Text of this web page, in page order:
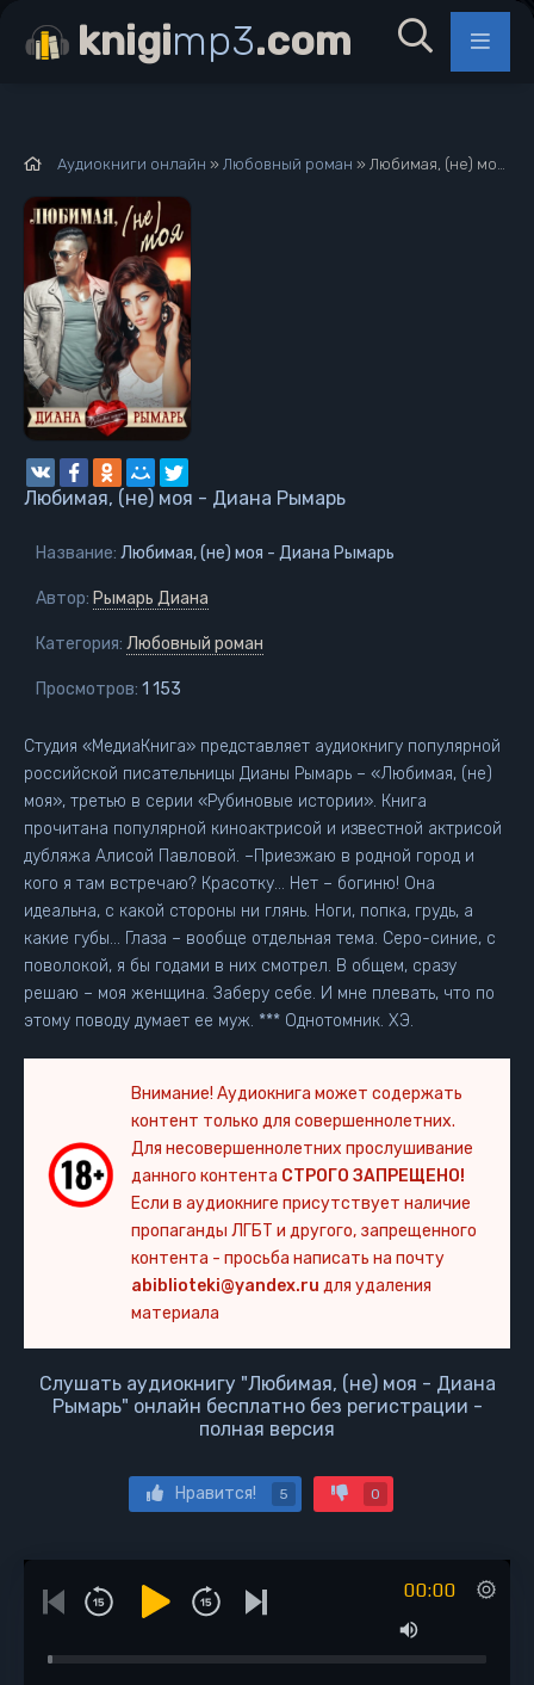
Аудиокниги онлайн » Любовный роман » Любимая, (не) моя - Диана Рымарь
Любимая, (не) моя - Диана Рымарь
Название: Любимая, (не) моя - Диана Рымарь
Автор: Рымарь Диана
Категория: Любовный роман
Просмотров: 1 153
Студия «МедиаКнига» представляет аудиокнигу популярной
российской писательницы Дианы Рымарь – «Любимая, (не)
моя», третью в серии «Рубиновые истории». Книга
прочитана популярной киноактрисой и известной актрисой
дубляжа Алисой Павловой. –Приезжаю в родной город и
кого я там встречаю? Красотку… Нет – богиню! Она
идеальна, с какой стороны ни глянь. Ноги, попка, грудь, а
какие губы… Глаза – вообще отдельная тема. Серо-синие, с
поволокой, я бы годами в них смотрел. В общем, сразу
решаю – моя женщина. Заберу себе. И мне плевать, что по
этому поводу думает ее муж. *** Однотомник. ХЭ.
Внимание! Аудиокнига может содержать
контент только для совершеннолетних.
Для несовершеннолетних прослушивание
данного контента СТРОГО ЗАПРЕЩЕНО!
Если в аудиокниге присутствует наличие
пропаганды ЛГБТ и другого, запрещенного
контента - просьба написать на почту
abiblioteki@yandex.ru для удаления
материала
Слушать аудиокнигу "Любимая, (не) моя - Диана
Рымарь" онлайн бесплатно без регистрации -
полная версия
Нравится! 5 0
00:00
knigimp3.com